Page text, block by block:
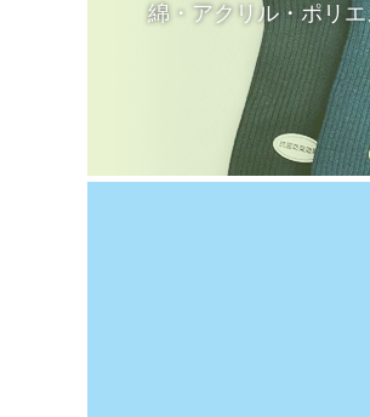
綿・アクリル・ポリ